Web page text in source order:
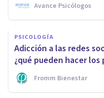
Avance Psicólogos
PSICOLOGÍA
Adicción a las redes
¿qué pueden hacer los
Fromm Bienestar